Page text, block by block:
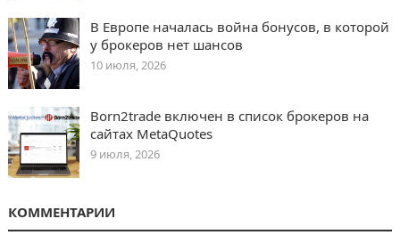
В Европе началась война бонусов, в которой
у брокеров нет шансов
10 июля, 2026
Born2trade включен в список брокеров на
сайтах MetaQuotes
9 июля, 2026
КОММЕНТАРИИ